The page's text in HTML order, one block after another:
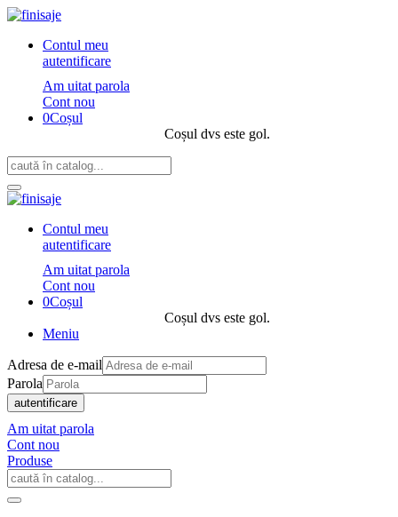
Contul meu
autentificare
Am uitat parola
Cont nou
0Coșul
Coșul dvs este gol.
Contul meu
autentificare
Am uitat parola
Cont nou
0Coșul
Coșul dvs este gol.
Meniu
Adresa de e-mail
Parola
autentificare
Am uitat parola
Cont nou
Produse